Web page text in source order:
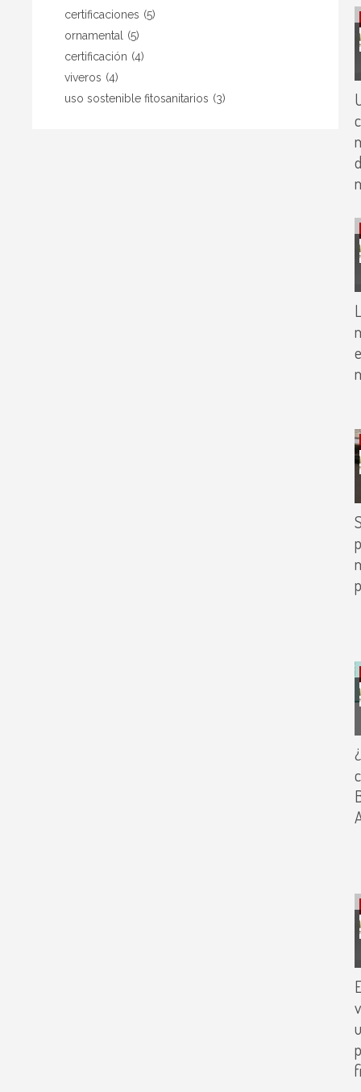
certificaciones (5)
ornamental
(5)
certificación (4)
viveros (4)
uso sostenible fitosanitarios (3)